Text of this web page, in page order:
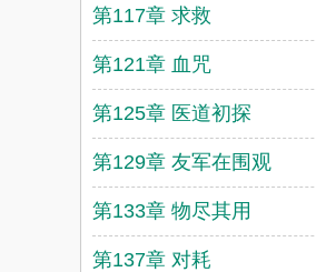
第117章 求救
第121章 血咒
第125章 医道初探
第129章 友军在围观
第133章 物尽其用
第137章 对耗